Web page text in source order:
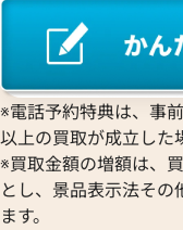
※電話予約特典は、事
以上の買取が成立した
※買取金額の増額は、
とし、景品表示法そ
ます。